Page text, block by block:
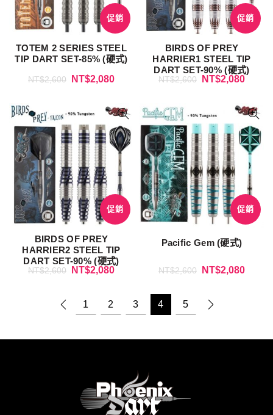
促銷
TOTEM 2 SERIES STEEL
TIP DART SET-85% (硬式)
NT$2,600 NT$2,080
促銷
BIRDS OF PREY
HARRIER1 STEEL TIP
DART SET-90% (硬式)
NT$2,600 NT$2,080
促銷
BIRDS OF PREY
HARRIER2 STEEL TIP
DART SET-90% (硬式)
NT$2,600 NT$2,080
促銷
Pacific Gem (硬式)
NT$2,600 NT$2,080
1 2 3 4 5